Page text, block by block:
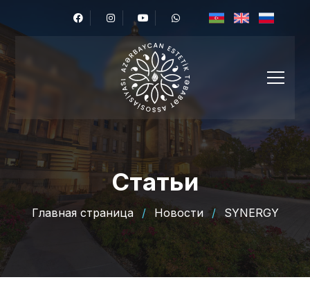
Статьи
Главная страница / Новости / SYNERGY